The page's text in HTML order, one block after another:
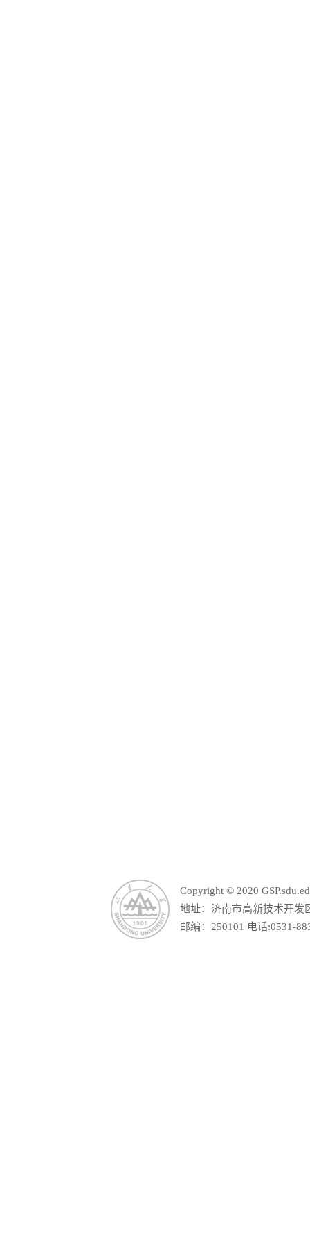
Copyright © 2020
地址：济南市高新技术开发
邮编：250101 电话:0531-